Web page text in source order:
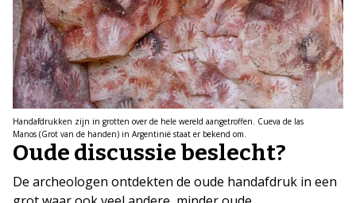
Handafdrukken zijn in grotten over de hele wereld aangetroffen. Cueva de las
Manos (Grot van de handen) in Argentinië staat er bekend om.
Oude discussie beslecht?
De archeologen ontdekten de oude handafdruk in een